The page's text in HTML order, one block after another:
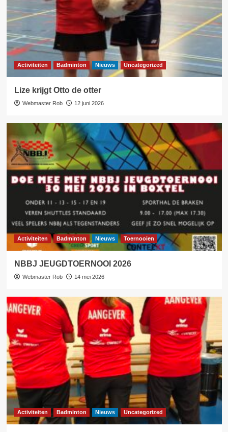
Activiteiten Badminton Nieuws Uncategorized
Lize krijgt Otto de otter
Webmaster Rob 12 juni 2026
Activiteiten Badminton Nieuws Toernooien
NBBJ JEUGDTOERNOOI 2026
Webmaster Rob 14 mei 2026
Activiteiten Badminton Nieuws Uncategorized